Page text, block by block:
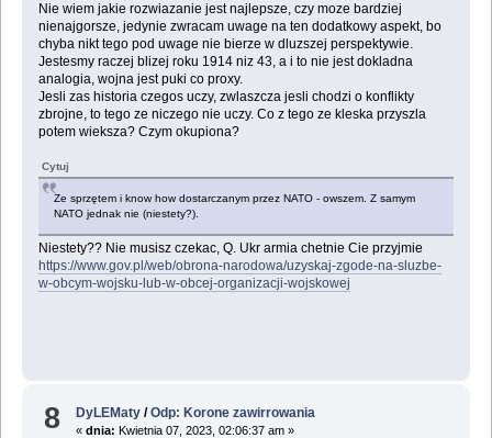
Nie wiem jakie rozwiazanie jest najlepsze, czy moze bardziej
nienajgorsze, jedynie zwracam uwage na ten dodatkowy aspekt, bo
chyba nikt tego pod uwage nie bierze w dluzszej perspektywie.
Jestesmy raczej blizej roku 1914 niz 43, a i to nie jest dokladna
analogia, wojna jest puki co proxy.
Jesli zas historia czegos uczy, zwlaszcza jesli chodzi o konflikty
zbrojne, to tego ze niczego nie uczy. Co z tego ze kleska przyszla
potem wieksza? Czym okupiona?
Cytuj
Ze sprzętem i know how dostarczanym przez NATO - owszem. Z samym
NATO jednak nie (niestety?).
Niestety?? Nie musisz czekac, Q. Ukr armia chetnie Cie przyjmie
https://www.gov.pl/web/obrona-narodowa/uzyskaj-zgode-na-sluzbe-
w-obcym-wojsku-lub-w-obcej-organizacji-wojskowej
8 DyLEMaty /Odp: Korone zawirrowania
«dnia: Kwietnia 07, 2023, 02:06:37 am »